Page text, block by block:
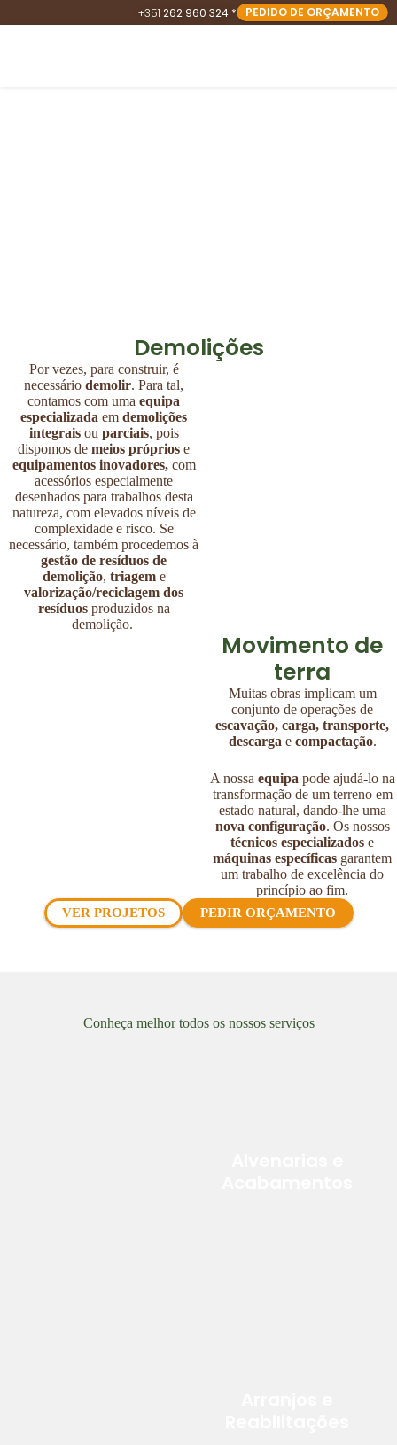
+351 262 960 324 * PEDIDO DE ORÇAMENTO
Demolições
Por vezes, para construir, é
necessário demolir. Para tal,
contamos com uma equipa
especializada em demolições
integrais ou parciais, pois
dispomos de meios próprios e
equipamentos inovadores,com
acessórios especialmente
desenhados para trabalhos desta
natureza, com elevados níveis de
complexidade e risco. Se
necessário, também procedemos à
gestão de resíduos de
demolição, triageme
valorização/reciclagem dos
resíduosproduzidos na
demolição.
Movimento de
terra
Muitas obras implicam um
conjunto de operações de
escavação, carga, transporte,
descarga e compactação.
A nossa equipa pode ajudá-lo na
transformação de um terreno em
estado natural, dando-lhe uma
nova configuração. Os nossos
técnicos especializados e
máquinas específicas garantem
um trabalho de excelência do
princípio ao fim.
VER PROJETOS PEDIR ORÇAMENTO
Conheça melhor todos os nossos serviços